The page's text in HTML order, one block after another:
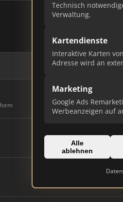
Technisch
Verwaltung.
Kartendienste
Interaktive Karten
Adresse wird an
Marketing
Google Ads
Werbeanzeigen auf
Alle
ablehnen